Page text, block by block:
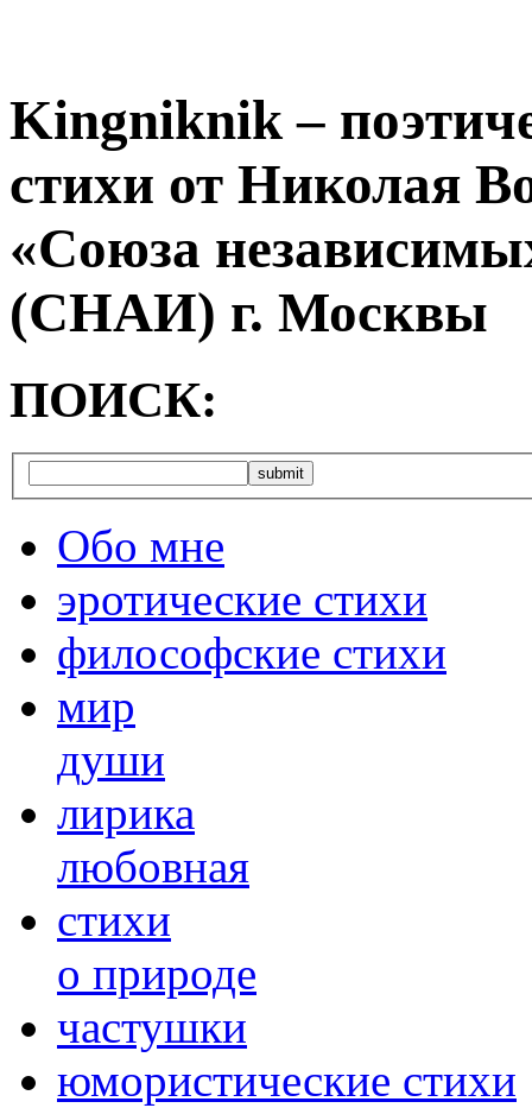
Kingniknik –
стихи от Николая
«Союза
(СНАИ) г. Москвы
ПОИСК:
Обо мне
эротические стихи
философские стихи
мир
души
лирика
любовная
cтихи
о природе
частушки
юмористические стихи